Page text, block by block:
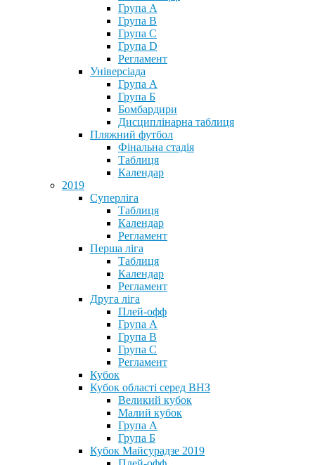
Група А
Група B
Група С
Група D
Регламент
Універсіада
Група А
Група Б
Бомбардири
Дисциплінарна таблиця
Пляжний футбол
Фінальна стадія
Таблиця
Календар
2019
Суперліга
Таблиця
Календар
Регламент
Перша ліга
Таблиця
Календар
Регламент
Друга ліга
Плей-офф
Група А
Група В
Група С
Регламент
Кубок
Кубок області серед ВНЗ
Великий кубок
Малий кубок
Група А
Група Б
Кубок Майсурадзе 2019